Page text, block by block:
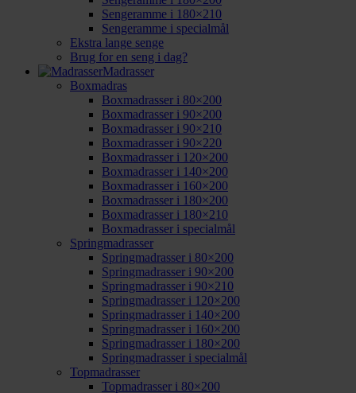
Sengeramme i 180×210
Sengeramme i specialmål
Ekstra lange senge
Brug for en seng i dag?
Madrasser
Boxmadras
Boxmadrasser i 80×200
Boxmadrasser i 90×200
Boxmadrasser i 90×210
Boxmadrasser i 90×220
Boxmadrasser i 120×200
Boxmadrasser i 140×200
Boxmadrasser i 160×200
Boxmadrasser i 180×200
Boxmadrasser i 180×210
Boxmadrasser i specialmål
Springmadrasser
Springmadrasser i 80×200
Springmadrasser i 90×200
Springmadrasser i 90×210
Springmadrasser i 120×200
Springmadrasser i 140×200
Springmadrasser i 160×200
Springmadrasser i 180×200
Springmadrasser i specialmål
Topmadrasser
Topmadrasser i 80×200